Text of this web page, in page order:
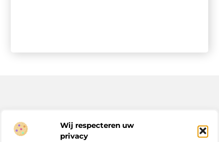
Wij respecteren uw
privacy